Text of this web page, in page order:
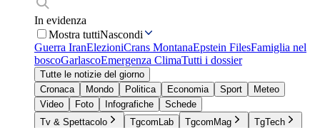
In evidenza
Mostra tuttiNascondi
Guerra IranElezioniCrans MontanaEpstein FilesFamiglia nel
boscoGarlascoEmergenza ClimaTutti i dossier
Tutte le notizie del giorno
Cronaca
Mondo Politica Economia Sport
Meteo
Video
Foto Infografiche
Schede
Tv & Spettacolo
TgcomLab TgcomMag
TgTech